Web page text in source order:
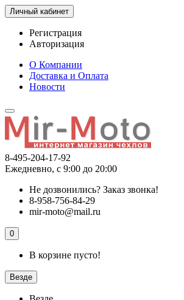
Личный кабинет
Регистрация
Авторизация
О Компании
Доставка и Оплата
Новости
8-495-204-17-92
Ежедневно, с 9:00 до 20:00
Не дозвонились? Заказ звонка!
8-958-756-84-29
mir-moto@mail.ru
0
В корзине пусто!
Везде